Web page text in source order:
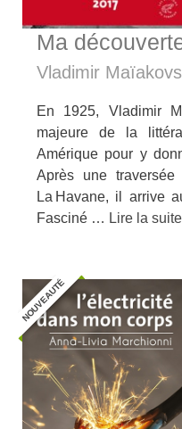
Ma
Vladimir
En 1925, Vladimir
majeure de la
Amérique pour y
Après une
La Havane, il arrive
Fasciné … Lire la
NOUVEAUTÉ